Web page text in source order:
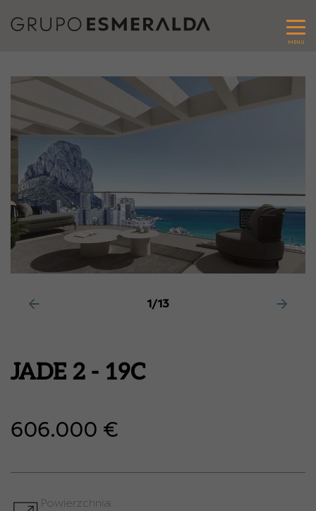
MENU
1/13
JADE 2 - 19C
606.000 €
Powierzchnia: